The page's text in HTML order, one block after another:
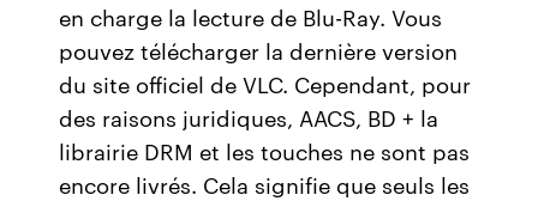
en charge la lecture de Blu-Ray. Vous
pouvez télécharger la dernière version
du site officiel de VLC. Cependant, pour
des raisons juridiques, AACS, BD + la
librairie DRM et les touches ne sont pas
encore livrés. Cela signifie que seuls les